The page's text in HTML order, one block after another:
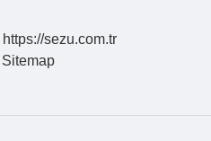
https://sezu.com.tr
Sitemap